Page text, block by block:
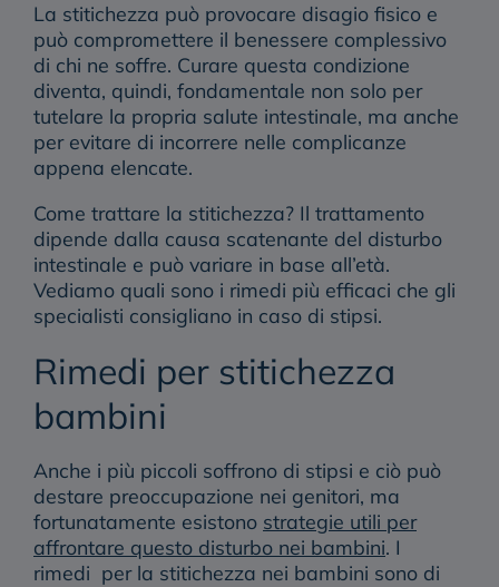
La stitichezza può provocare disagio fisico e
può compromettere il benessere complessivo
di chi ne soffre. Curare questa condizione
diventa, quindi, fondamentale non solo per
tutelare la propria salute intestinale, ma anche
per evitare di incorrere nelle complicanze
appena elencate.
Come trattare la stitichezza? Il trattamento
dipende dalla causa scatenante del disturbo
intestinale e può variare in base all’età.
Vediamo quali sono i rimedi più efficaci che gli
specialisti consigliano in caso di stipsi.
Rimedi per stitichezza
bambini
Anche i più piccoli soffrono di stipsi e ciò può
destare preoccupazione nei genitori, ma
fortunatamente esistono strategie utili per
affrontare questo disturbo nei bambini. I
rimedi per la stitichezza nei bambini sono di